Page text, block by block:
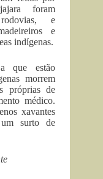
foram
e
e
indígenas.
que estão
morrem
próprias de
médico.
xavantes
surto de